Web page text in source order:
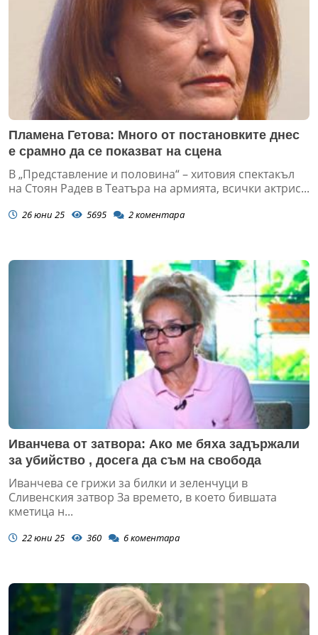
Пламена Гетова: Много от постановките днес
е срамно да се показват на сцена
В „Представление и половина“ – хитовия спектакъл
на Стоян Радев в Театъра на армията, всички актрис...
26 юни 25 5695 2коментара
Иванчева от затвора: Ако ме бяха задържали
за убийство , досега да съм на свобода
Иванчева се грижи за билки и зеленчуци в
Сливенския затвор За времето, в което бившата
кметица н...
22 юни 25 360 6коментара